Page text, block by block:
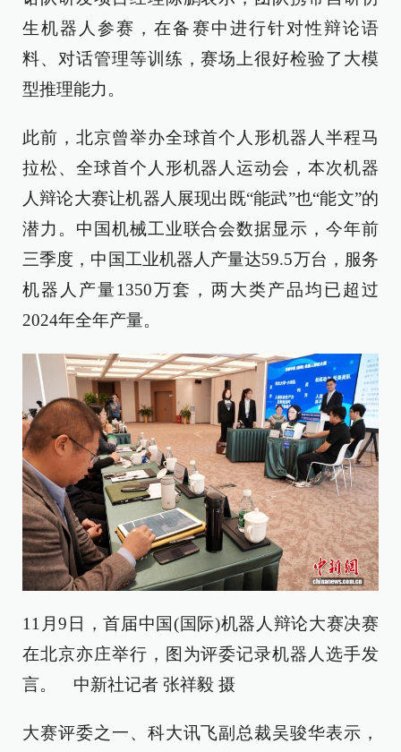
生机器人参赛，在备赛中进行针对性辩论语
料、对话管理等训练，赛场上很好检验了大模
型推理能力。
此前，北京曾举办全球首个人形机器人半程马
拉松、全球首个人形机器人运动会，本次机器
人辩论大赛让机器人展现出既“能武”也“能文”的
潜力。中国机械工业联合会数据显示，今年前
三季度，中国工业机器人产量达59.5万台，服务
机器人产量1350万套，两大类产品均已超过
2024年全年产量。
11月9日，首届中国(国际)机器人辩论大赛决赛
在北京亦庄举行，图为评委记录机器人选手发
言。 中新社记者 张祥毅 摄
大赛评委之一、科大讯飞副总裁吴骏华表示，